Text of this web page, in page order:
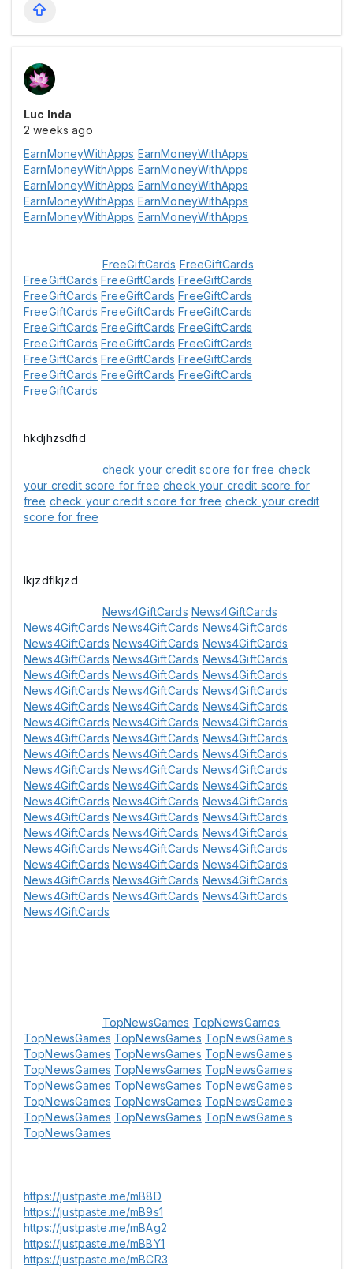
Luc Inda
2 weeks ago
EarnMoneyWithApps EarnMoneyWithApps
EarnMoneyWithApps EarnMoneyWithApps
EarnMoneyWithApps EarnMoneyWithApps
EarnMoneyWithApps EarnMoneyWithApps
EarnMoneyWithApps EarnMoneyWithApps
FreeGiftCards FreeGiftCards
FreeGiftCards FreeGiftCards FreeGiftCards
FreeGiftCards FreeGiftCards FreeGiftCards
FreeGiftCards FreeGiftCards FreeGiftCards
FreeGiftCards FreeGiftCards FreeGiftCards
FreeGiftCards FreeGiftCards FreeGiftCards
FreeGiftCards FreeGiftCards FreeGiftCards
FreeGiftCards FreeGiftCards FreeGiftCards
FreeGiftCards
hkdjhzsdfid
check your credit score for free check
your credit score for free check your credit score for
free check your credit score for free check your credit
score for free
lkjzdflkjzd
News4GiftCards News4GiftCards
News4GiftCards News4GiftCards News4GiftCards
News4GiftCards News4GiftCards News4GiftCards
News4GiftCards News4GiftCards News4GiftCards
News4GiftCards News4GiftCards News4GiftCards
News4GiftCards News4GiftCards News4GiftCards
News4GiftCards News4GiftCards News4GiftCards
News4GiftCards News4GiftCards News4GiftCards
News4GiftCards News4GiftCards News4GiftCards
News4GiftCards News4GiftCards News4GiftCards
News4GiftCards News4GiftCards News4GiftCards
News4GiftCards News4GiftCards News4GiftCards
News4GiftCards News4GiftCards News4GiftCards
News4GiftCards News4GiftCards News4GiftCards
News4GiftCards News4GiftCards News4GiftCards
News4GiftCards News4GiftCards News4GiftCards
News4GiftCards News4GiftCards News4GiftCards
News4GiftCards News4GiftCards News4GiftCards
News4GiftCards News4GiftCards News4GiftCards
News4GiftCards
TopNewsGames TopNewsGames
TopNewsGames TopNewsGames TopNewsGames
TopNewsGames TopNewsGames TopNewsGames
TopNewsGames TopNewsGames TopNewsGames
TopNewsGames TopNewsGames TopNewsGames
TopNewsGames TopNewsGames TopNewsGames
TopNewsGames TopNewsGames TopNewsGames
TopNewsGames
https://justpaste.me/mB8D
https://justpaste.me/mB9s1
https://justpaste.me/mBAg2
https://justpaste.me/mBBY1
https://justpaste.me/mBCR3